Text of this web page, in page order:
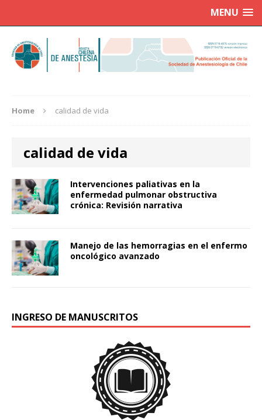
MENU
Home calidad de vida
calidad de vida
Intervenciones paliativas en la
enfermedad pulmonar obstructiva
crónica: Revisión narrativa
Manejo de las hemorragias en el enfermo
oncológico avanzado
INGRESO DE MANUSCRITOS